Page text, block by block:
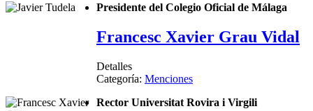
Presidente del Colegio Oficial de Málaga
Francesc Xavier Grau Vidal
Detalles
Categoría: Menciones
Rector Universitat Rovira i Virgili